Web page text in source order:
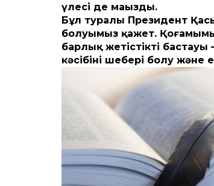
үлесі де маңызды.
Бұл туралы Президент
болуымыз қажет.
барлық жетістіктің
кәсібінің шебері болу